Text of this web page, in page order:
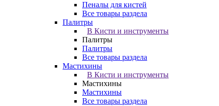
Пеналы для кистей
Все товары раздела
Палитры
В Кисти и инструменты
Палитры
Палитры
Все товары раздела
Мастихины
В Кисти и инструменты
Мастихины
Мастихины
Все товары раздела